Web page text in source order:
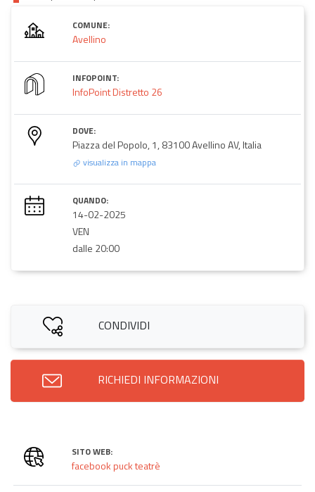
COMUNE:
Avellino
INFOPOINT:
InfoPoint Distretto 26
DOVE:
Piazza del Popolo, 1, 83100 Avellino AV, Italia
visualizza in mappa
QUANDO:
14-02-2025
VEN
dalle 20:00
CONDIVIDI
RICHIEDI INFORMAZIONI
SITO WEB:
facebook puck teatrè